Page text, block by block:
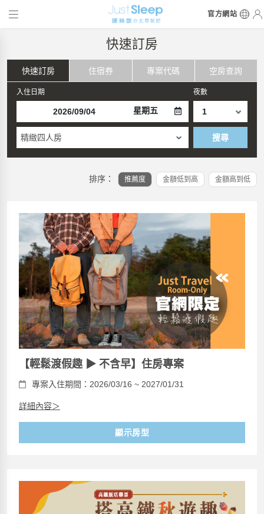
官方網站
快速訂房
快速訂房 住宿券 專案代碼 空房查詢
入住日期
星期五
夜數
精緻四人房 搜尋
排序： 推薦度 金額低到高 金額高到低
【輕鬆渡假趣 ▶ 不含早】住房專案
專案入住期間：2026/03/16 ~ 2027/01/31
詳細內容＞
顯示房型